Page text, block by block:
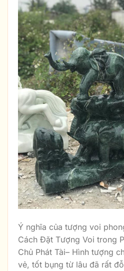
Ý nghĩa của tượng voi
Cách Đặt Tượng Voi trong
Chủ Phát Tài– Hình tượng
vẻ, tốt bụng từ lâu đã rất